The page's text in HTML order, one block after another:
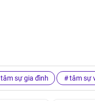
tâm sự gia đình tâm sự